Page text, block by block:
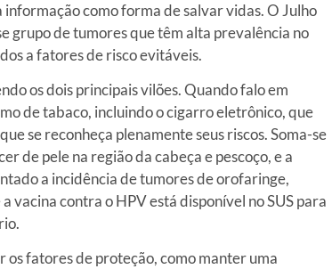
como forma de salvar vidas. O Julho
grupo de tumores que têm alta prevalência no
a fatores de risco evitáveis.
os dois principais vilões. Quando falo em
de tabaco, incluindo o cigarro eletrônico, que
se reconheça plenamente seus riscos. Soma-se
de pele na região da cabeça e pescoço, e a
a incidência de tumores de orofaringe,
vacina contra o HPV está disponível no SUS para
fatores de proteção, como manter uma